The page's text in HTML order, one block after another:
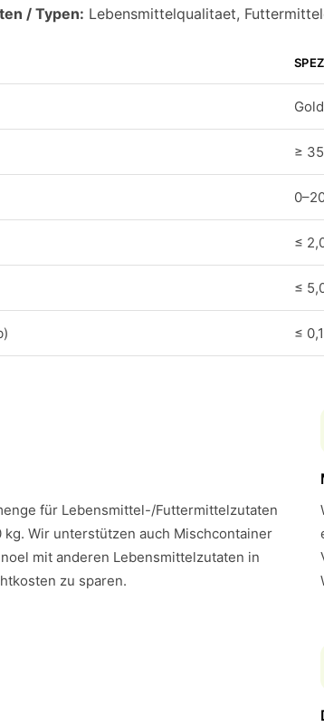
/ Typen: Lebensmittelqualitaet,
≥
≤
≤
≤
für Lebensmittel-/Futtermittelzutaten
kg. Wir unterstützen auch Mischcontainer
mit anderen Lebensmittelzutaten in
zu sparen.